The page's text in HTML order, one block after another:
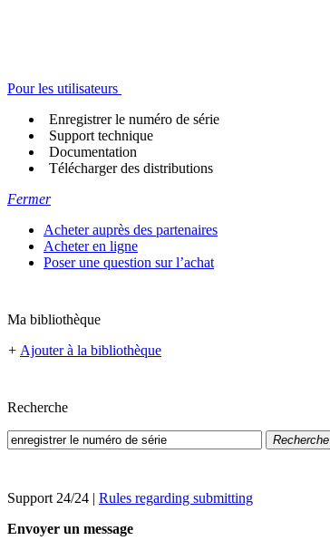
Pour les utilisateurs
Enregistrer le numéro de série
Support technique
Documentation
Télécharger des distributions
Fermer
Acheter auprès des partenaires
Acheter en ligne
Poser une question sur l’achat
Ma bibliothèque
+ Ajouter à la bibliothèque
Recherche
Recherche
Support 24/24 | Rules regarding submitting
Envoyer un message